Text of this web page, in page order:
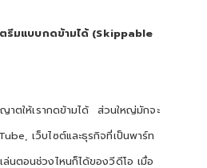
แบบกดข้ามได้ (Skippable
าตให้เรากดข้ามได้ ส่วนใหญ่มักจะ
เว็บไซต์และธุรกิจที่เป็นพาร์ท
นตอนช่วงไหนก็ได้ของวีดีโอ เมื่อ